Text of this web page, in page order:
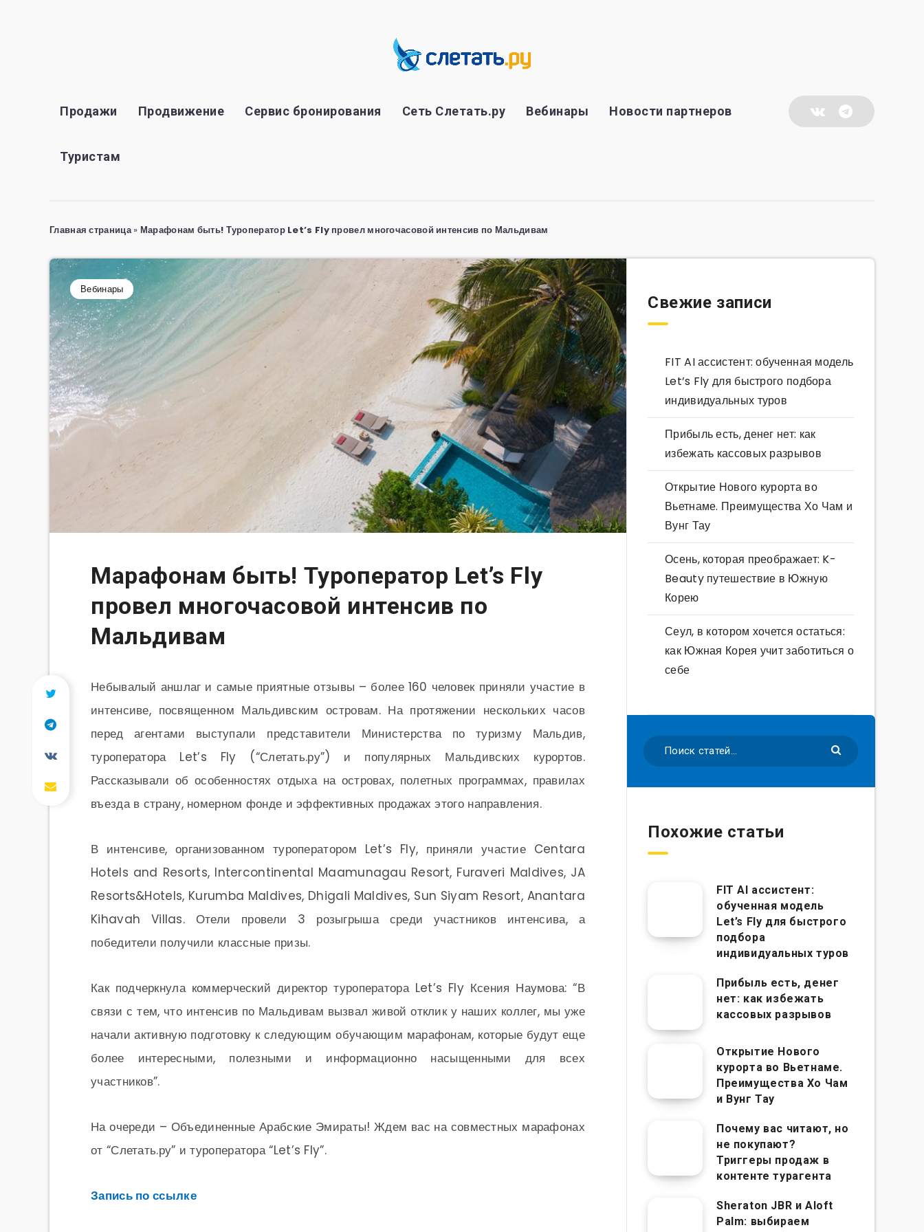
Продажи Продвижение Сервис бронирования Сеть Слетать.ру Вебинары Новости партнеров
Туристам
Главная страница» Марафонам быть! Туроператор Let’s Fly провел многочасовой интенсив по Мальдивам
Вебинары
Марафонам быть! Туроператор Let’s Fly
провел многочасовой интенсив по
Мальдивам
Небывалый аншлаг и самые приятные отзывы – более 160 человек приняли участие в
интенсиве, посвященном Мальдивским островам. На протяжении нескольких часов
перед агентами выступали представители Министерства по туризму Мальдив,
туроператора Let’s Fly (“Слетать.ру”) и популярных Мальдивских курортов.
Рассказывали об особенностях отдыха на островах, полетных программах, правилах
въезда в страну, номерном фонде и эффективных продажах этого направления.
В интенсиве, организованном туроператором Let’s Fly, приняли участие Centara
Hotels and Resorts, Intercontinental Maamunagau Resort, Furaveri Maldives, JA
Resorts&Hotels, Kurumba Maldives, Dhigali Maldives, Sun Siyam Resort, Anantara
Kihavah Villas. Отели провели 3 розыгрыша среди участников интенсива, а
победители получили классные призы.
Как подчеркнула коммерческий директор туроператора Let’s Fly Ксения Наумова: “В
связи с тем, что интенсив по Мальдивам вызвал живой отклик у наших коллег, мы уже
начали активную подготовку к следующим обучающим марафонам, которые будут еще
более интересными, полезными и информационно насыщенными для всех
участников”.
На очереди – Объединенные Арабские Эмираты! Ждем вас на совместных марафонах
от “Слетать.ру” и туроператора “Let’s Fly”.
Запись по ссылке
Свежие записи
FIT AI ассистент: обученная модель
Let’s Fly для быстрого подбора
индивидуальных туров
Прибыль есть, денег нет: как
избежать кассовых разрывов
Открытие Нового курорта во
Вьетнаме. Преимущества Хо Чам и
Вунг Тау
Осень, которая преображает: K-
Beauty путешествие в Южную
Корею
Сеул, в котором хочется остаться:
как Южная Корея учит заботиться о
себе
Похожие статьи
FIT AI ассистент:
обученная модель
Let’s Fly для быстрого
подбора
индивидуальных туров
Прибыль есть, денег
нет: как избежать
кассовых разрывов
Открытие Нового
курорта во Вьетнаме.
Преимущества Хо Чам
и Вунг Тау
Почему вас читают, но
не покупают?
Триггеры продаж в
контенте турагента
Sheraton JBR и Aloft
Palm: выбираем